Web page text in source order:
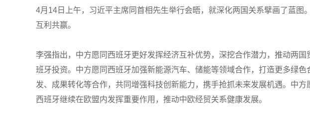
4月14日上午，习近平主席同首相先生举行会晤，就深化两国关系擘画了蓝
互利共赢。
李强指出，中方愿同西班牙更好发挥经济互补优势，深挖合作潜力，推动两
班牙投资。中方愿同西班牙加强新能源汽车、储能等领域合作，打造更多绿
发、成果转化等合作，共同增强科技创新能力，携手抢抓未来发展机遇。中
西班牙继续在欧盟内发挥重要作用，推动中欧经贸关系健康发展。